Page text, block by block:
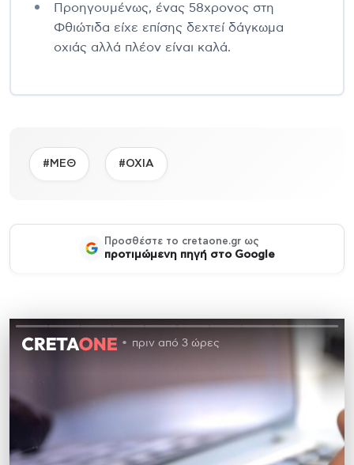
Προηγουμένως, ένας 58χρονος στη
Φθιώτιδα είχε επίσης δεχτεί δάγκωμα
οχιάς αλλά πλέον είναι καλά.
#ΜΕΘ #ΟΧΙΑ
Προσθέστε το cretaone.gr ως
προτιμώμενη πηγή στο Google
πριν από 3 ώρες